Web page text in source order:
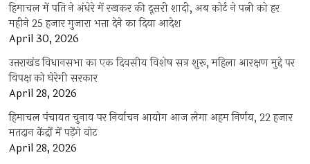
हिमाचल में पति ने अंधेरे में रखकर की दूसरी शादी, अब कोर्ट ने पत्नी को हर
महीने 25 हजार गुजारा भत्ता देने का दिया आदेश
April 30, 2026
उत्तराखंड विधानसभा का एक दिवसीय विशेष सत्र शुरू, महिला आरक्षण मुद्दे पर
विपक्ष को घेरेगी सरकार
April 28, 2026
हिमाचल पंचायत चुनाव पर निर्वाचन आयोग आज लेगा अहम निर्णय, 22 हजार
मतदान केंद्रों में पड़ेंगे वोट
April 28, 2026